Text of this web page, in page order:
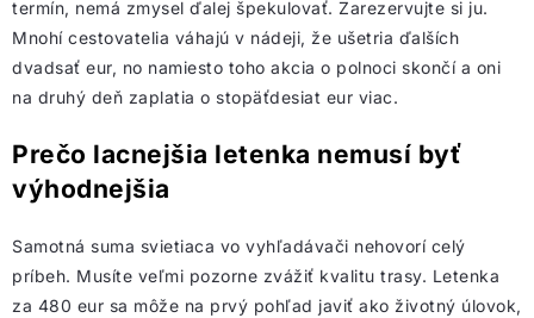
termín, nemá zmysel ďalej špekulovať. Zarezervujte si ju.
Mnohí cestovatelia váhajú v nádeji, že ušetria ďalších
dvadsať eur, no namiesto toho akcia o polnoci skončí a oni
na druhý deň zaplatia o stopäťdesiat eur viac.
Prečo lacnejšia letenka nemusí byť
výhodnejšia
Samotná suma svietiaca vo vyhľadávači nehovorí celý
príbeh. Musíte veľmi pozorne zvážiť kvalitu trasy. Letenka
za 480 eur sa môže na prvý pohľad javiť ako životný úlovok,